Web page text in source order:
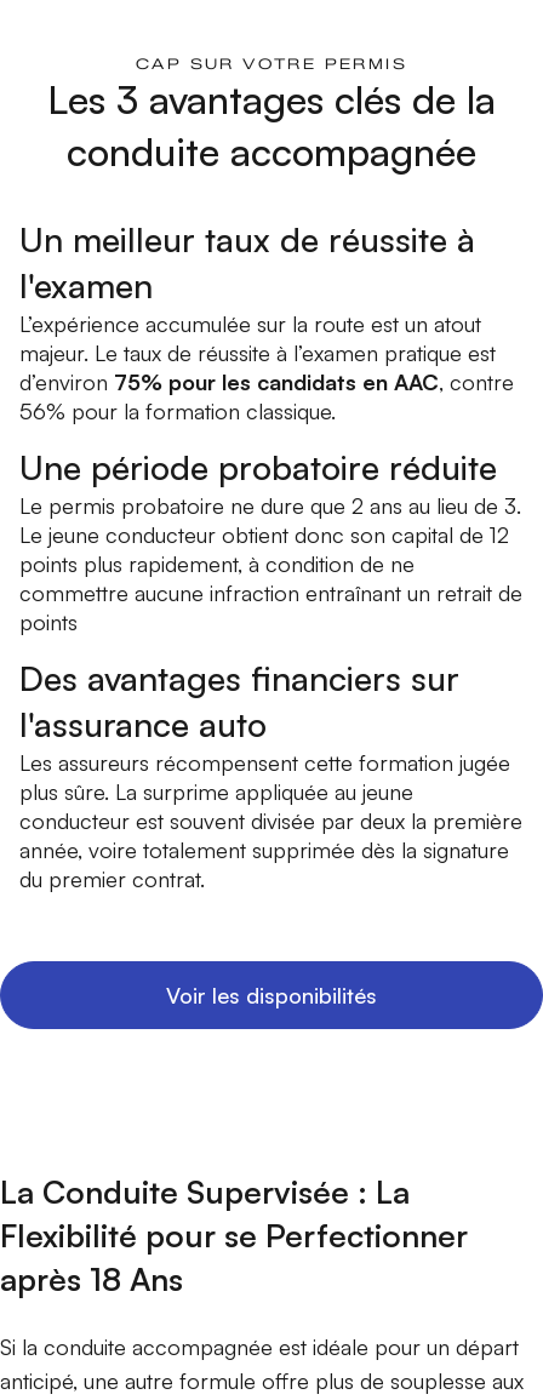
CAP SUR VOTRE PERMIS
Les 3 avantages clés de la
conduite accompagnée
Un meilleur taux de réussite à
l'examen
L’expérience accumulée sur la route est un atout
majeur. Le taux de réussite à l’examen pratique est
d’environ 75% pour les candidats en AAC, contre
56% pour la formation classique.
Une période probatoire réduite
Le permis probatoire ne dure que 2 ans au lieu de 3.
Le jeune conducteur obtient donc son capital de 12
points plus rapidement, à condition de ne
commettre aucune infraction entraînant un retrait de
points
Des avantages financiers sur
l'assurance auto
Les assureurs récompensent cette formation jugée
plus sûre. La surprime appliquée au jeune
conducteur est souvent divisée par deux la première
année, voire totalement supprimée dès la signature
du premier contrat.
Voir les disponibilités
La Conduite Supervisée : La
Flexibilité pour se Perfectionner
après 18 Ans
Si la conduite accompagnée est idéale pour un départ
anticipé, une autre formule offre plus de souplesse aux